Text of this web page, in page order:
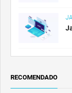
RECOMENDADO